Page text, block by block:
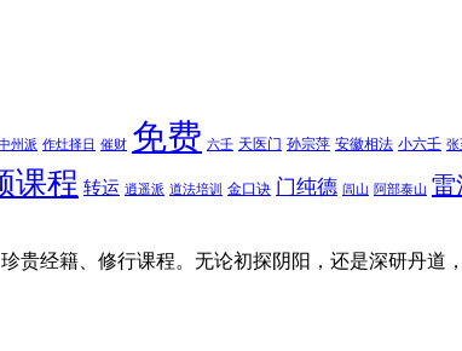
州派 作灶择日 催财 免费 六壬 天医门 孙宗萍 安徽相法 小六壬 张
课程 转运 逍遥派 道法培训 金口诀 门纯德 闾山 阿部泰山 雷
贵经籍、修行课程。无论初探阴阳，还是深研丹道